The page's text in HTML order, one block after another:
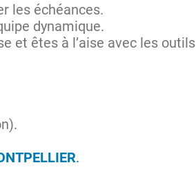
les échéances.
dynamique.
et êtes à l’aise avec les outils
.